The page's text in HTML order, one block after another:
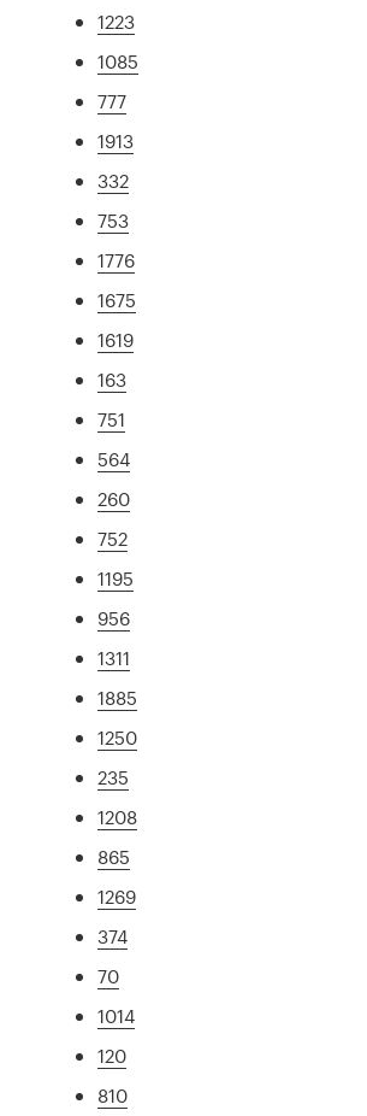
1223
1085
777
1913
332
753
1776
1675
1619
163
751
564
260
752
1195
956
1311
1885
1250
235
1208
865
1269
374
70
1014
120
810